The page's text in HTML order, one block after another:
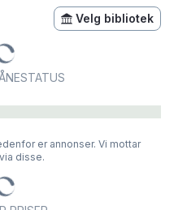
Velg bibliotek
er annonser. Vi mottar
disse.